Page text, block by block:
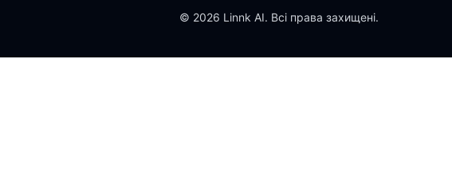
© 2026 Linnk AI. Всі права захищені.